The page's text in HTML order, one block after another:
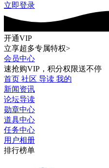
立即登录
开通VIP
立享超多专属特权>
会员中心
速抢购VIP，积分权限送不停
首页 社区 导读 我的
新闻资讯
论坛导读
勋章中心
道具中心
任务中心
用户相册
排行榜单